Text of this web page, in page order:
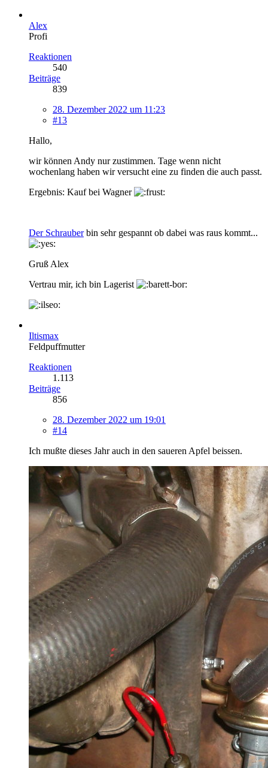
Alex
Profi
Reaktionen
540
Beiträge
839
28. Dezember 2022 um 11:23
#13
Hallo,
wir können Andy nur zustimmen. Tage wenn nicht
wochenlang haben wir versucht eine zu finden die auch passt.
Ergebnis: Kauf bei Wagner
Der Schrauberbin sehr gespannt ob dabei was raus kommt...
Gruß Alex
Vertrau mir, ich bin Lagerist
Iltismax
Feldpuffmutter
Reaktionen
1.113
Beiträge
856
28. Dezember 2022 um 19:01
#14
Ich mußte dieses Jahr auch in den saueren Apfel beissen.